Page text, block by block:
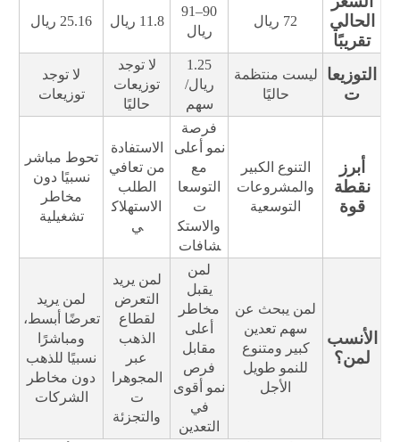
الحالي
تقريبًا
72 ريال
90–91
ريال
11.8 ريال 25.16 ريال
التوزيعا
ت
ليست منتظمة
حاليًا
1.25
ريال/
سهم
لا توجد
توزيعات
حاليًا
لا توجد
توزيعات
أبرز
نقطة
قوة
التنوع الكبير
والمشروعات
التوسعية
فرصة
نمو أعلى
مع
التوسعا
ت
والاستك
شافات
الاستفادة
من تعافي
الطلب
الاستهلاك
ي
تحوط مباشر
نسبيًا دون
مخاطر
تشغيلية
الأنسب
لمن؟
لمن يبحث عن
سهم تعدين
كبير ومتنوع
للنمو طويل
الأجل
لمن
يقبل
مخاطر
أعلى
مقابل
فرص
نمو أقوى
في
التعدين
لمن يريد
التعرض
لقطاع
الذهب
عبر
المجوهرا
ت
والتجزئة
لمن يريد
تعرضًا أبسط،
ومباشرًا
نسبيًا للذهب
دون مخاطر
الشركات